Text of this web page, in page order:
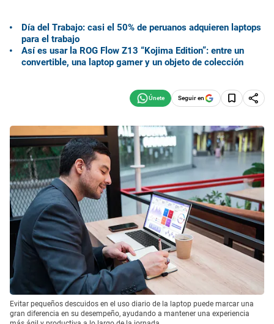
Día del Trabajo: casi el 50% de peruanos adquieren laptops
para el trabajo
Así es usar la ROG Flow Z13 “Kojima Edition”: entre un
convertible, una laptop gamer y un objeto de colección
Seguir en
Evitar pequeños descuidos en el uso diario de la laptop puede marcar una
gran diferencia en su desempeño, ayudando a mantener una experiencia